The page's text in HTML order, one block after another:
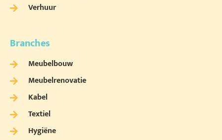
Verhuur
Branches
Meubelbouw
Meubelrenovatie
Kabel
Textiel
Hygiëne